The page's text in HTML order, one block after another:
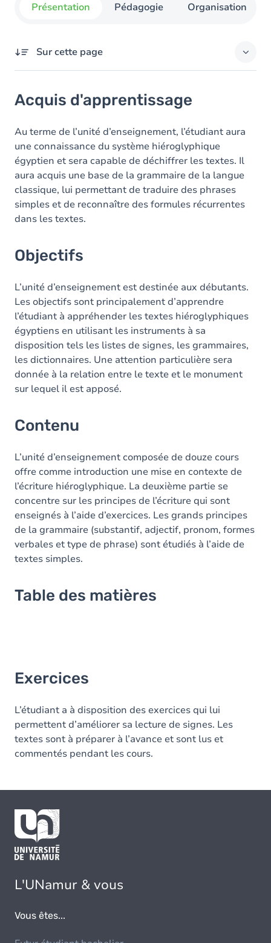
Présentation Pédagogie Organisation
Sur cette page
Objectifs
Contenu
Table des matières
Exercices
Acquis d'apprentissage
Au terme de l’unité d’enseignement, l’étudiant aura
une connaissance du système hiéroglyphique
égyptien et sera capable de déchiffrer les textes. Il
aura acquis une base de la grammaire de la langue
classique, lui permettant de traduire des phrases
simples et de reconnaître des formules récurrentes
dans les textes.
Objectifs
L’unité d’enseignement est destinée aux débutants.
Les objectifs sont principalement d’apprendre
l’étudiant à appréhender les textes hiéroglyphiques
égyptiens en utilisant les instruments à sa
disposition tels les listes de signes, les grammaires,
les dictionnaires. Une attention particulière sera
donnée à la relation entre le texte et le monument
sur lequel il est apposé.
Contenu
L’unité d’enseignement composée de douze cours
offre comme introduction une mise en contexte de
l’écriture hiéroglyphique. La deuxième partie se
concentre sur les principes de l’écriture qui sont
enseignés à l’aide d’exercices. Les grands principes
de la grammaire (substantif, adjectif, pronom, formes
verbales et type de phrase) sont étudiés à l’aide de
textes simples.
Table des matières
Exercices
L’étudiant a à disposition des exercices qui lui
permettent d’améliorer sa lecture de signes. Les
textes sont à préparer à l’avance et sont lus et
commentés pendant les cours.
L'UNamur & vous
Vous êtes...